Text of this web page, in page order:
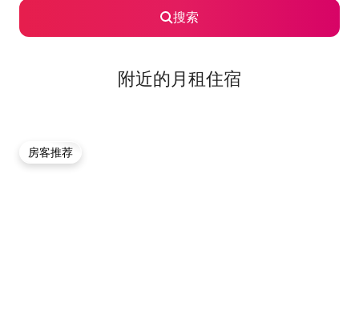
搜索
附近的月租住宿
房客推荐
房客推荐